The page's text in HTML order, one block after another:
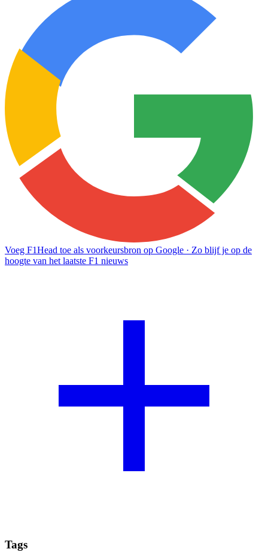
Voeg F1Head toe als voorkeursbron op Google · Zo blijf je op de
hoogte van het laatste F1 nieuws
Tags